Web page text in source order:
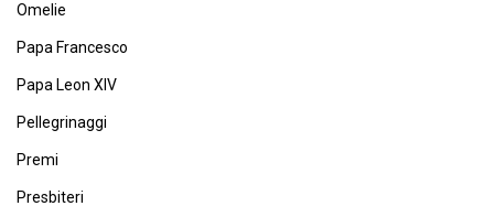
Omelie
Papa Francesco
Papa Leon XIV
Pellegrinaggi
Premi
Presbiteri